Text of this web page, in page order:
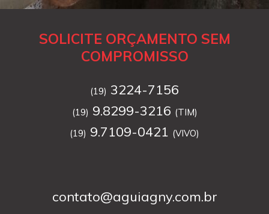
SOLICITE ORÇAMENTO SEM
COMPROMISSO
(19) 3224-7156
(19) 9.8299-3216 (TIM)
(19) 9.7109-0421 (VIVO)
contato@aguiagny.com.br